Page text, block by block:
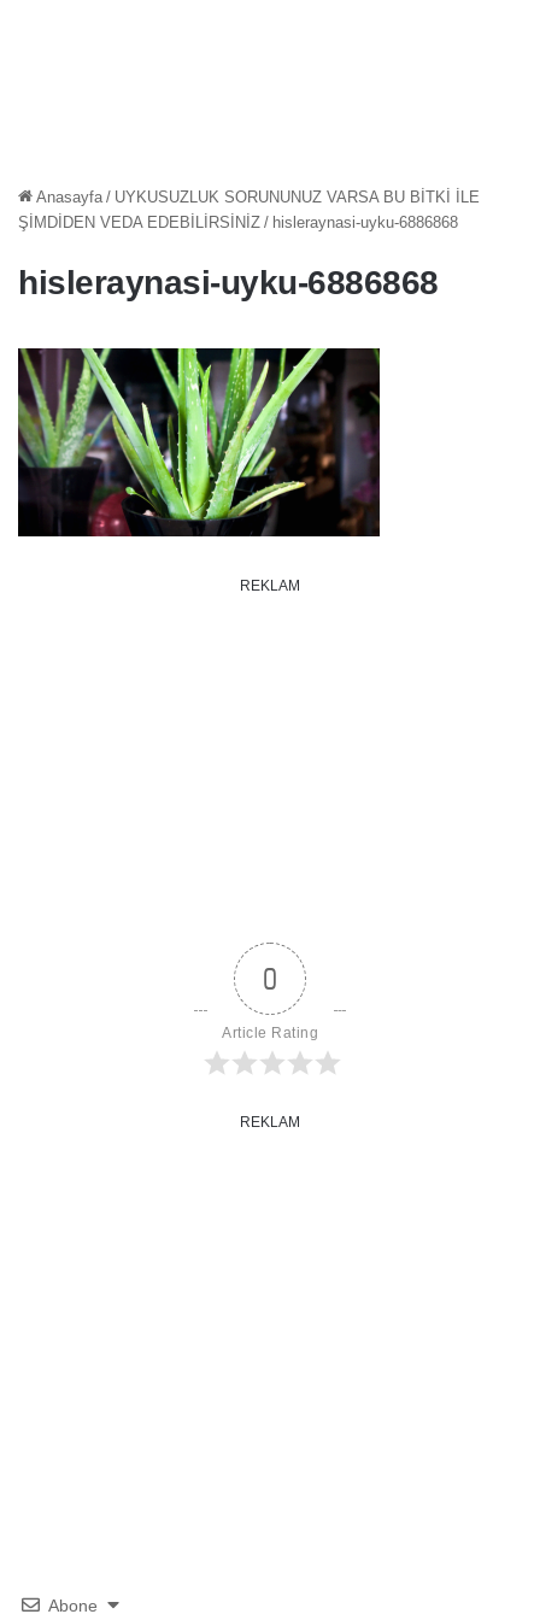
Anasayfa / UYKUSUZLUK SORUNUNUZ VARSA BU BİTKİ İLE
ŞİMDİDEN VEDA EDEBİLİRSİNİZ / hisleraynasi-uyku-6886868
hisleraynasi-uyku-6886868
REKLAM
0
Article Rating
REKLAM
Abone